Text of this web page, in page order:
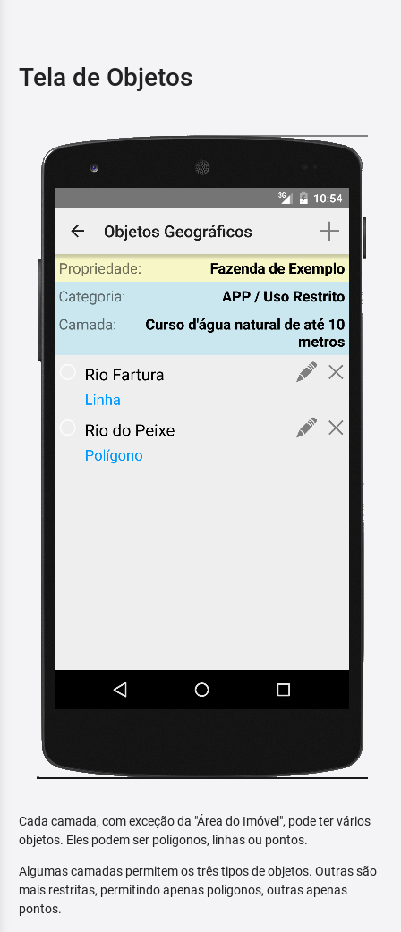
Tela de Objetos
Cada camada, com exceção da "Área do Imóvel", pode ter vários
objetos. Eles podem ser polígonos, linhas ou pontos.
Algumas camadas permitem os três tipos de objetos. Outras são
mais restritas, permitindo apenas polígonos, outras apenas
pontos.